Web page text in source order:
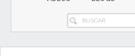
BUSCAR